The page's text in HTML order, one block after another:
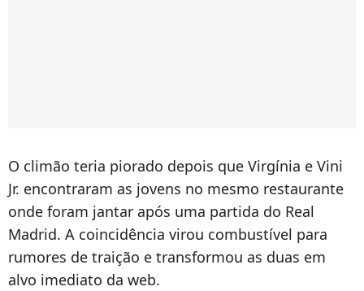
O climão teria piorado depois que Virgínia e Vini
Jr. encontraram as jovens no mesmo restaurante
onde foram jantar após uma partida do Real
Madrid. A coincidência virou combustível para
rumores de traição e transformou as duas em
alvo imediato da web.